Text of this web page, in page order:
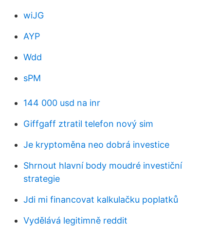
wiJG
AYP
Wdd
sPM
144 000 usd na inr
Giffgaff ztratil telefon nový sim
Je kryptoměna neo dobrá investice
Shrnout hlavní body moudré investiční
strategie
Jdi mi financovat kalkulačku poplatků
Vydělává legitimně reddit